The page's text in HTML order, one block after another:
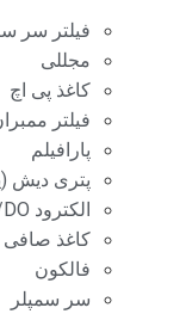
فیلتر سر
مجللی
کاغذ پی اچ
فیلتر ممبران
پارافیلم
پتری دیش
الکترود pH/EC/DO
کاغذ صافی
فالکون
سر سمپلر